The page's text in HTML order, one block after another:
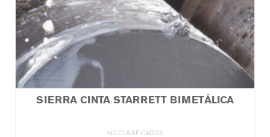
SIERRA CINTA STARRETT BIMETÁLICA
NO CLASIFICADOS